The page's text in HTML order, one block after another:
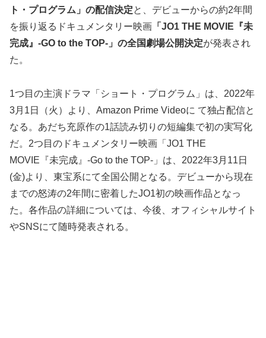
ト・プログラム」の配信決定と、デビューからの約2年間
を振り返るドキュメンタリー映画 「JO1 THE MOVIE『未
完成』-GO to the TOP-」の全国劇場公開決定が発表され
た。
1つ目の主演ドラマ「ショート・プログラム」は、2022年
3月1日（火）より、Amazon Prime Videoに て独占配信と
なる。あだち充原作の1話読み切りの短編集で初の実写化
だ。2つ目のドキュメンタリー映画「JO1 THE
MOVIE『未完成』-Go to the TOP-」は、2022年3月11日
(金)より、東宝系にて全国公開となる。デビューから現在
までの怒涛の2年間に密着したJO1初の映画作品となっ
た。各作品の詳細については、今後、オフィシャルサイト
やSNSにて随時発表される。